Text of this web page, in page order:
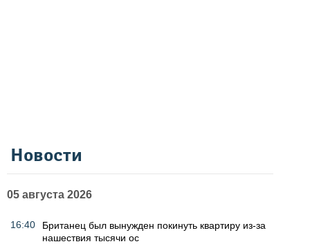
Новости
05 августа 2026
16:40
Британец был вынужден покинуть квартиру из-за
нашествия тысячи ос